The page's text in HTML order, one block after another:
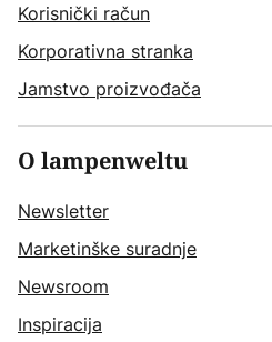
Korisnički račun
Korporativna stranka
Jamstvo proizvođača
O lampenweltu
Newsletter
Marketinške suradnje
Newsroom
Inspiracija